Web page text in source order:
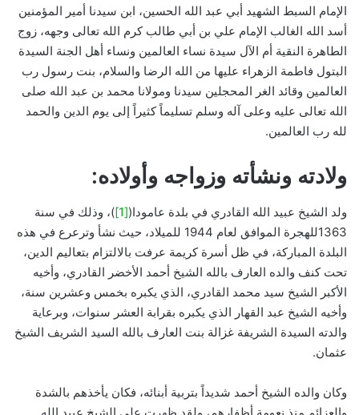
الإمام السبط الشهيد أبي عبد الله الحسين، ابن سيدنا أمير المؤمنين
أسد الله الغالب الإمام علي بن أبي طالب كرم الله تعالى وجهه، زوج
الطاهرة النقية أم الآل سيدة نساء العالمين ونساء أهل الجنة السيدة
البتول فاطمة الزهراء عليها من الله الرضا والسلام، بنت رسول رب
العالمين وقائد الغر المحجلين سيدنا ومولانا محمد بن عبد الله صلى
الله تعالى عليه وعلى آله وسلم تسليماً كثيراً إلى يوم الدين والحمد
لله رب العالمين.
ولادته ونشأته وزواجه وأولاده:
ولد الشيخ عبيد الله القادري في بلدة عامودا([1]
)، وذلك في سنة
1363للهجرة الموافق لعام 1944 للميلاد، حيث نشأ وترعرع في هذه
البلدة المباركة، في ظل أسرة كريمة عرفت بالالتزام بتعاليم الدين،
تحت كنف والده العارف بالله الشيخ أحمد الأخضر القادري، وأخيه
الأكبر الشيخ سيد محمد القادري، الذي يكبره بخمس وعشرين سنة،
وأخيه الشيخ عبد القهار الذي يكبره بقرابة العشر سنوات، وبرعاية
والدته السيدة الشريفة غزالة بنت العارف بالله السيد الشريف الشيخ
عثمان.
وكان والده الشيخ أحمد شديداً بتربية أبنائه، فكان يأخذهم بالشدة